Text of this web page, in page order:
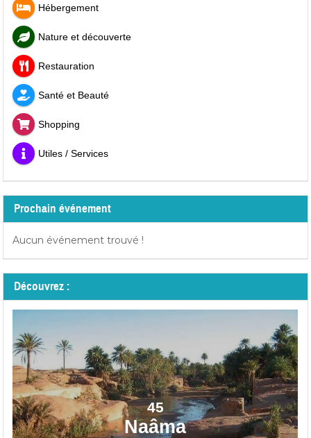
Hébergement
Nature et découverte
Restauration
Santé et Beauté
Shopping
Utiles / Services
Prochain événement
Aucun événement trouvé !
Découvrez :
45
Naâma